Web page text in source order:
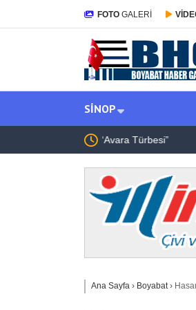
FOTO GALERİ
SINOP
Boyabat Gazidere
Ana Sayfa › Boyabat›